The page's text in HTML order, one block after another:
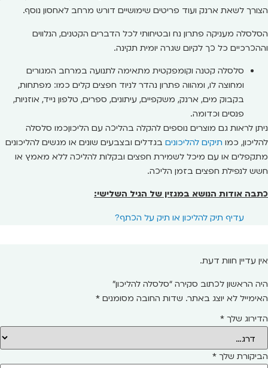
הצורך לשאת ארנק ועוד פריטים שימושיים דורש מרחב לאחסון נוסף.
הסלסלה מעניקה פתרון נח ובטיחותי לכל הדברים הקטנים, הנלווים
וההכרכיים כל כך לקיום שגרה יומית תקינה.
סלסלה קטנה וקומפקטית מתאימה לתנועה במרחב המגורים
ומחוצה לו, ומהווה פתרון נהדר לניוד חפצים קלים כמו: מפתחות,
בקבוק מים, ארנק, משקפיים, עיתונים, ספרים, טלפון נייד, אוזניות,
פנסים וכדומה.
ניתן לראות גם מוצרים נוספים להקלה בהליכה עם הליכוןכמו סלסלה
להליכון, כמו תיקים להליכונים בגדלים ובצבעים שונים או מגשים להליכונים
מתקפלים או עם מיכל לשמירת חפצים ובקלות להליכה ללא מאמץ או
חשש לנפילת חפצים בזמן הליכה.
כתבה אודות הנושא במגזין של הגיל השלישי:
עדיף תיק להליכון או תיק על הכתף?
אין עדיין חוות דעת.
היה הראשון לכתוב סקירה “סלסלה להליכון”
האימייל לא יוצג באתר. שדות החובה מסומנים *
הדירוג שלך *
הביקורת שלך *